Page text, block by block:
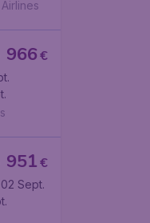
€
966
€
951
02 Sept.